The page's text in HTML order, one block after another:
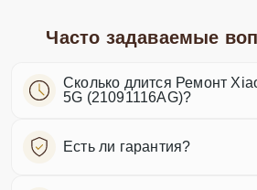
Часто задаваемые
Сколько длится Ремонт
5G (21091116AG)?
Есть ли гарантия?